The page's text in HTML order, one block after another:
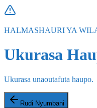
HALMASHAURI YA
Ukurasa
Ukurasa unaoutafuta haupo.
Rudi Nyumbani